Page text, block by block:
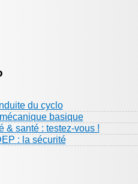
du cyclo
basique
& santé : testez-vous !
: la sécurité